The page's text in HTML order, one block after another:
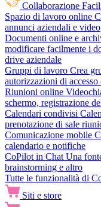
Collaborazione
Spazio di lavoro online
annunci aziendali e video
Documenti online e
modificare facilmente i
drive aziendale
Gruppi di lavoro Crea
autorizzazioni di
Riunioni online
schermo, registrazione
Calendari condivisi
prenotazione di sale
Comunicazione mobile
calendario e notifiche
CoPilot in Chat Una
brainstorming e altro
Tutte le funzionalità di
Siti e store